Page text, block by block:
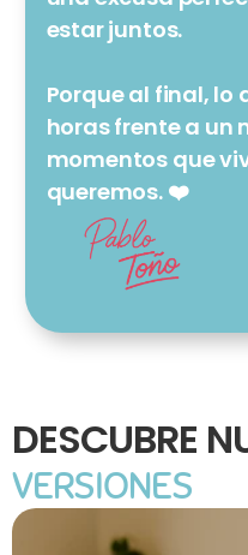
estar juntos.
Porque al final, lo
horas frente a un
momentos que
queremos. ❤️
VERSIONES